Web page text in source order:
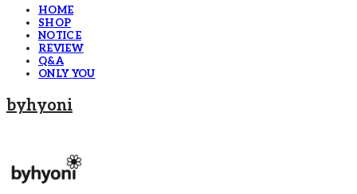
HOME
SHOP
NOTICE
REVIEW
Q&A
ONLY YOU
byhyoni